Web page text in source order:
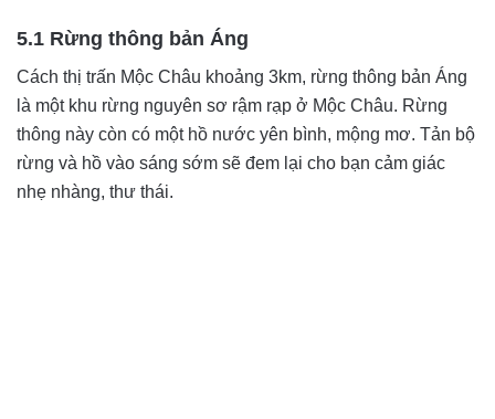
5.1 Rừng thông bản Áng
Cách thị trấn Mộc Châu khoảng 3km, rừng thông bản Áng
là một khu rừng nguyên sơ rậm rạp ở Mộc Châu. Rừng
thông này còn có một hồ nước yên bình, mộng mơ. Tản bộ
rừng và hồ vào sáng sớm sẽ đem lại cho bạn cảm giác
nhẹ nhàng, thư thái.